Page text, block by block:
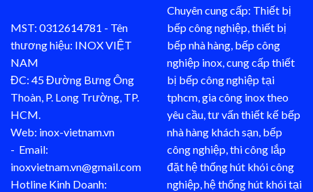
MST: 0312614781 - Tên
thương hiệu: INOX VIỆT
NAM
ĐC: 45 Đường Bưng Ông
Thoàn, P. Long Trường, TP.
HCM.
Web: inox-vietnam.vn
- Email:
inoxvietnam.vn@gmail.com
Hotline Kinh Doanh:
Chuyên cung cấp: Thiết bị
bếp công nghiệp, thiết bị
bếp nhà hàng, bếp công
nghiệp inox, cung cấp thiết
bị bếp công nghiệp tại
tphcm, gia công inox theo
yêu cầu, tư vấn thiết kế bếp
nhà hàng khách sạn, bếp
công nghiệp, thi công lắp
đặt hệ thống hút khói công
nghiệp, hệ thống hút khói tại